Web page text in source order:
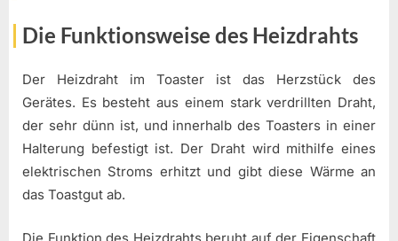
Die Funktionsweise des Heizdrahts
Der Heizdraht im Toaster ist das Herzstück des
Gerätes. Es besteht aus einem stark verdrillten Draht,
der sehr dünn ist, und innerhalb des Toasters in einer
Halterung befestigt ist. Der Draht wird mithilfe eines
elektrischen Stroms erhitzt und gibt diese Wärme an
das Toastgut ab.